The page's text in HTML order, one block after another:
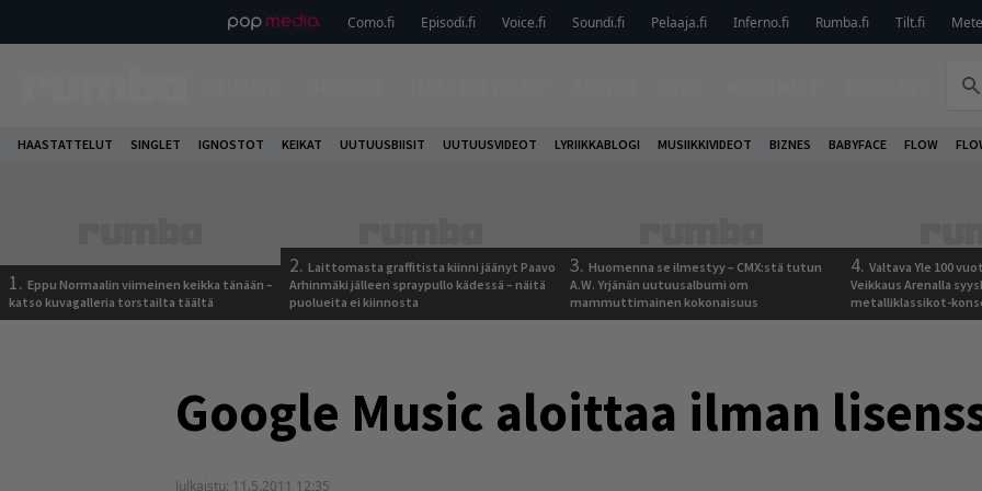
Como.fi Episodi.fi Voice.fi Soundi.fi Pelaaja.fi Inferno.fi Rumba.fi Tilt.fi
HAASTATTELUT SINGLET IGNOSTOT KEIKAT UUTUUSBIISIT UUTUUSVIDEOT LYRIIKKABLOGI MUSIIKKIVIDEOT BIZNES BABYFACE FLOW
1. Eppu Normaalin viimeinen keikka tänään –
katso kuvagalleria torstailta täältä
2. Laittomasta graffitista kiinni jäänyt Paavo
Arhinmäki jälleen spraypullo kädessä – näitä
puolueita ei kiinnosta
3. Huomenna se ilmestyy – CMX:stä tutun
A.W. Yrjänän uutuusalbumi om
mammuttimainen kokonaisuus
4. Valtava Yle 100
Veikkaus Arenalla
metalliklassikot-
Google Music aloittaa ilman
Julkaistu: 11.5.2011 12:35